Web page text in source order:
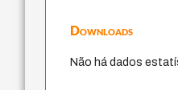
Downloads
Não há dados